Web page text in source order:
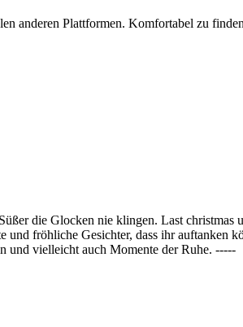
anderen Plattformen. Komfortabel zu
die Glocken nie klingen. Last
fröhliche Gesichter, dass ihr
und vielleicht auch Momente der Ruhe. -----